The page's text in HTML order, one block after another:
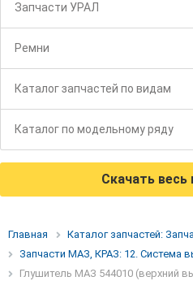
Запчасти УРАЛ
Ремни
Каталог запчастей по видам
Каталог по модельному ряду
Скачать весь
Главная
Каталог запчастей:
Запчасти МАЗ, КРАЗ: 12. Система
Глушитель МАЗ 544010 (верхний